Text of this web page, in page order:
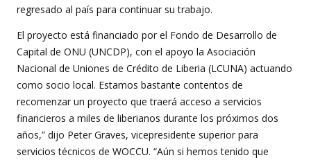
regresado al país para continuar su trabajo.
El proyecto está financiado por el Fondo de Desarrollo de
Capital de ONU (UNCDP), con el apoyo la Asociación
Nacional de Uniones de Crédito de Liberia (LCUNA) actuando
como socio local. Estamos bastante contentos de
recomenzar un proyecto que traerá acceso a servicios
financieros a miles de liberianos durante los próximos dos
años,” dijo Peter Graves, vicepresidente superior para
servicios técnicos de WOCCU. “Aún si hemos tenido que